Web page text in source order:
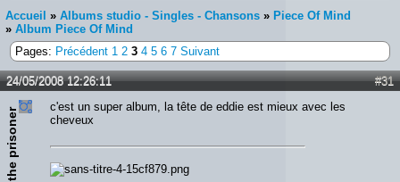
Accueil » Albums studio - Singles - Chansons » Piece Of Mind
» Album Piece Of Mind
Pages: Précédent 1 2 3 4 5 6 7 Suivant
#31
24/05/2008 12:26:11
the prisoner
c'est un super album, la tête de eddie est mieux avec les
cheveux